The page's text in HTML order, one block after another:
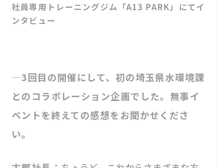
社員専用トレーニングジム「A13 PARK」にてイ
ンタビュー
―3回目の開催にして、初の埼玉県水環境課
とのコラボレーション企画でした。無事イ
ベントを終えての感想をお聞かせくださ
い。